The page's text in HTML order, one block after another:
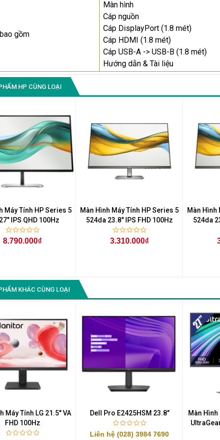
gồm
Màn hình
Cáp nguồn
Cáp DisplayPort (1.8 mét)
Cáp HDMI (1.8 mét)
Cáp USB-A -> USB-B (1.8 mét)
Hướng dẫn & Tài liệu
HP CÙNG LOẠI
Máy Tính HP Series 5
IPS QHD 100Hz
8.790.000₫
Màn Hình Máy Tính HP Series 5
524da 23.8" IPS FHD 100Hz
3.310.000₫
Màn Hình
524da
KHÁC CÙNG LOẠI
Máy Tính LG 21.5'' VA
FHD 100Hz
Dell Pro E2425HSM 23.8"
Liên hệ (028) 3984 7690
Màn Hình